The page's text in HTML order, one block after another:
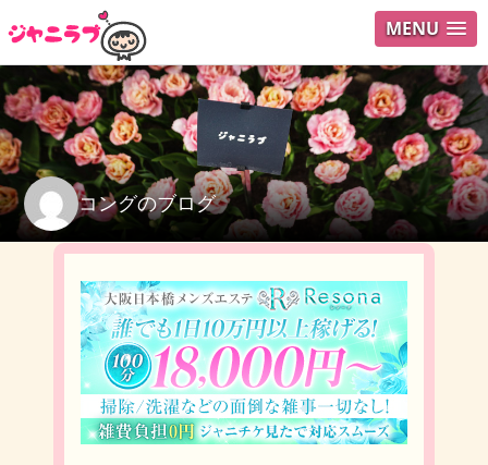
MENU
コングのブログ
ログイ
ユーザ
検索